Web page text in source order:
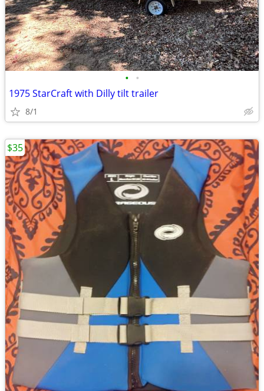
• •
1975 StarCraft with Dilly tilt trailer
8/1
$35